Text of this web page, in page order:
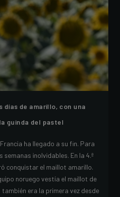
días de amarillo, con una
guinda del pastel
Francia ha llegado a su fin. Para
semanas inolvidables. En la 4.ª
conquistar el maillot amarillo.
noruego vestía el maillot de
también era la primera vez desde